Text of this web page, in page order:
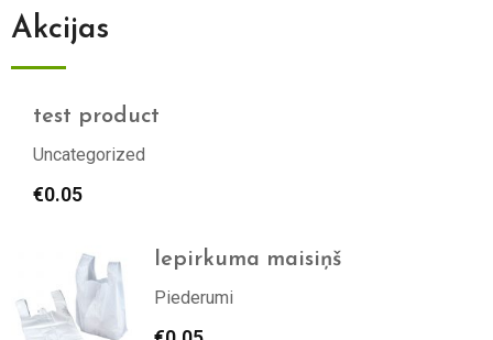
Akcijas
test product
Uncategorized
€0.05
Iepirkuma maisiņš
Piederumi